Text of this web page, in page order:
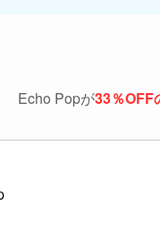
Echo Popが33％OFF